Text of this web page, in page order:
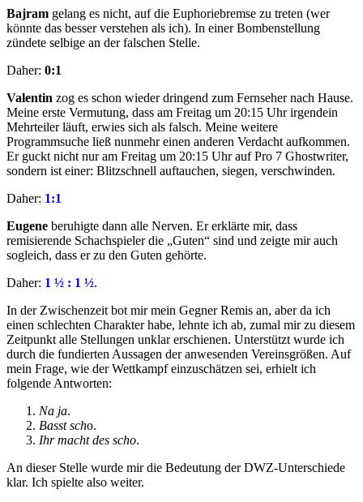
Bajram gelang es nicht, auf die Euphoriebremse zu treten (wer
könnte das besser verstehen als ich). In einer Bombenstellung
zündete selbige an der falschen Stelle.
Daher: 0:1
Valentin zog es schon wieder dringend zum Fernseher nach Hause.
Meine erste Vermutung, dass am Freitag um 20:15 Uhr irgendein
Mehrteiler läuft, erwies sich als falsch. Meine weitere
Programmsuche ließ nunmehr einen anderen Verdacht aufkommen.
Er guckt nicht nur am Freitag um 20:15 Uhr auf Pro 7 Ghostwriter,
sondern ist einer: Blitzschnell auftauchen, siegen, verschwinden.
Daher: 1:1
Eugene beruhigte dann alle Nerven. Er erklärte mir, dass
remisierende Schachspieler die „Guten“ sind und zeigte mir auch
sogleich, dass er zu den Guten gehörte.
Daher: 1 ½ : 1 ½.
In der Zwischenzeit bot mir mein Gegner Remis an, aber da ich
einen schlechten Charakter habe, lehnte ich ab, zumal mir zu diesem
Zeitpunkt alle Stellungen unklar erschienen. Unterstützt wurde ich
durch die fundierten Aussagen der anwesenden Vereinsgrößen. Auf
mein Frage, wie der Wettkampf einzuschätzen sei, erhielt ich
folgende Antworten:
Na ja.
Basst scho.
Ihr macht des scho.
An dieser Stelle wurde mir die Bedeutung der DWZ-Unterschiede
klar. Ich spielte also weiter.